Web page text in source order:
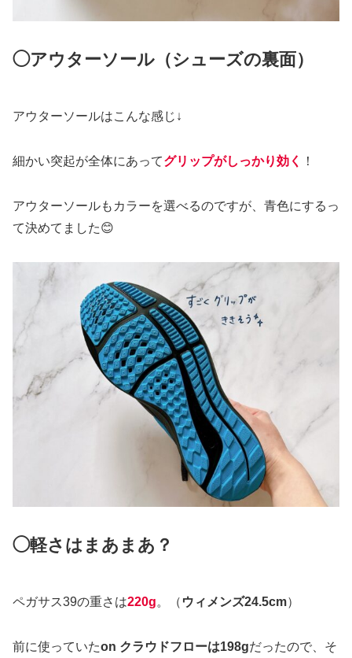
◯アウターソール（シューズの裏面）
アウターソールはこんな感じ↓
細かい突起が全体にあってグリップがしっかり効 く ！
アウターソールもカラーを選べるのですが、青色にするっ
て決めてました😊
◯軽さはまあまあ？
ペガサス39の重さは220g。（ ウィメンズ24.5cm）
前に使っていたon クラウドフローは198gだったので、そ